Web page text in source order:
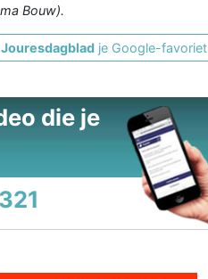
Bouw).
Jouresdagblad je Google-favoriet
die je